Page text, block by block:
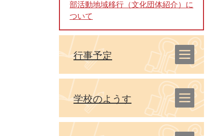
部活動地域移行（文化団体紹介）に
ついて
行事予定
学校のようす